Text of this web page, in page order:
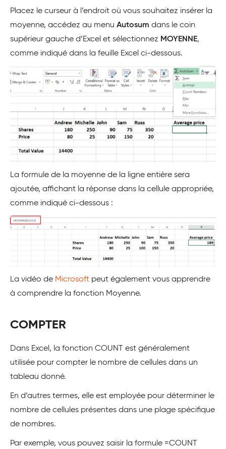
Placez le curseur à l’endroit où vous souhaitez insérer la
moyenne, accédez au menu Autosum dans le coin
supérieur gauche d’Excel et sélectionnez MOYENNE,
comme indiqué dans la feuille Excel ci-dessous.
La formule de la moyenne de la ligne entière sera
ajoutée, affichant la réponse dans la cellule appropriée,
comme indiqué ci-dessous :
La vidéo de Microsoft peut également vous apprendre
à comprendre la fonction Moyenne.
COMPTER
Dans Excel, la fonction COUNT est généralement
utilisée pour compter le nombre de cellules dans un
tableau donné.
En d’autres termes, elle est employée pour déterminer le
nombre de cellules présentes dans une plage spécifique
de nombres.
Par exemple, vous pouvez saisir la formule =COUNT